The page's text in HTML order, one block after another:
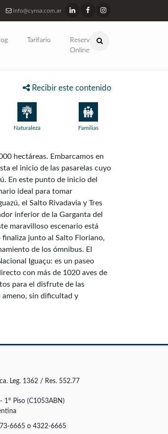
info@cynsa.com.ar
Tarifario
Reservas
Online
Recibir este contenido
Naturaleza Familias
hectáreas. Embarcamos en
el inicio de las pasarelas cuyo
En este punto de inicio del
ideal para tomar
el Salto Rivadavia y Tres
inferior de la Garganta del
maravilloso escenario está
junto al Salto Floriano,
de los ómnibus. El
Iguaçu: es un paseo
con más de 1020 aves de
para el disfrute de las
ameno, sin dificultad y
Leg. 1362 / Res. 552.77
1° Piso (C1053ABN)
6665 o 4322-6665